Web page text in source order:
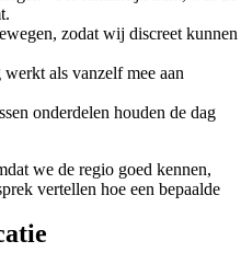
zodat wij discreet kunnen
als vanzelf mee aan
onderdelen houden de dag
we de regio goed kennen,
vertellen hoe een bepaalde